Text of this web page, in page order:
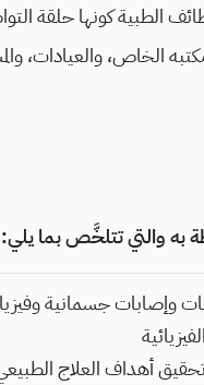
الطبية كونها حلقة
الخاص، والعيادات،
به والتي تتلخَّص بما يلي:
وإصابات جسمانية
تحقيق أهداف العلاج